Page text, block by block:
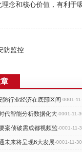
念和核心价值，有利于
防监控
行业经济在底部区间-0001-
代智能分析数据化大-0001-11-
案侦破需成都视频监-0001-11-
未来将呈现6大发展-0001-11-30